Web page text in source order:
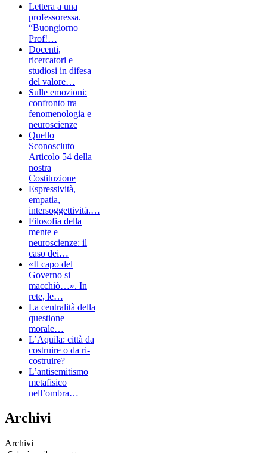
Lettera a una
professoressa.
“Buongiorno
Prof!…
Docenti,
ricercatori e
studiosi in difesa
del valore…
Sulle emozioni:
confronto tra
fenomenologia e
neuroscienze
Quello
Sconosciuto
Articolo 54 della
nostra
Costituzione
Espressività,
empatia,
intersoggettività.…
Filosofia della
mente e
neuroscienze: il
caso dei…
«Il capo del
Governo si
macchiò…». In
rete, le…
La centralità della
questione
morale…
L’Aquila: città da
costruire o da ri-
costruire?
L’antisemitismo
metafisico
nell’ombra…
Archivi
Archivi